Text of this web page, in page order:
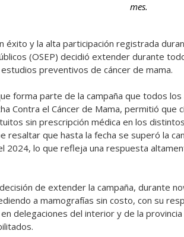
mes.
éxito y la alta participación registrada
(OSEP) decidió extender durante
preventivos de cáncer de mama.
forma parte de la campaña que todos
Contra el Cáncer de Mama, permitió que
sin prescripción médica en los
resaltar que hasta la fecha se superó la
2024, lo que refleja una respuesta
de extender la campaña, durante
a mamografías sin costo, con su
delegaciones del interior y de la